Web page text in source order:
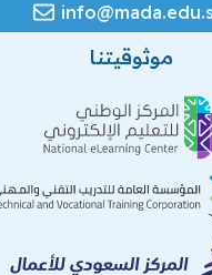
موثوقيتنا